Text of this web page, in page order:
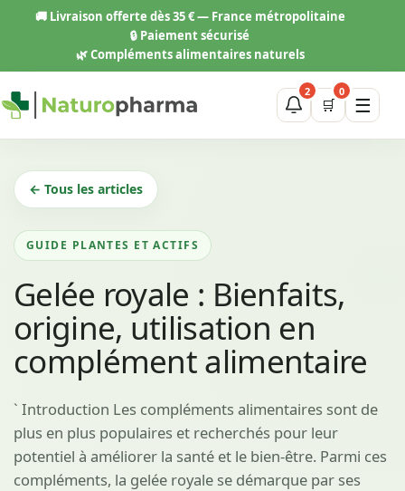
🚚 Livraison offerte dès 35 € — France métropolitaine
🔒 Paiement sécurisé
🌿 Compléments alimentaires naturels
2
🛒
0
☰
← Tous les articles
GUIDE PLANTES ET ACTIFS
Gelée royale : Bienfaits,
origine, utilisation en
complément alimentaire
` Introduction Les compléments alimentaires sont de
plus en plus populaires et recherchés pour leur
potentiel à améliorer la santé et le bien-être. Parmi ces
compléments, la gelée royale se démarque par ses